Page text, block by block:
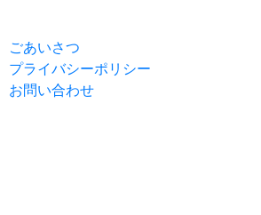
ごあいさつ
プライバシーポリシー
お問い合わせ